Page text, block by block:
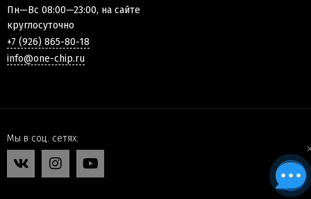
Пн—Вс 08:00—23:00, на сайте
круглосуточно
+7 (926) 865-80-18
info@one-chip.ru
Мы в соц. сетях